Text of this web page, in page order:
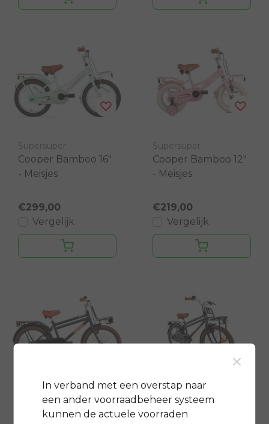
Supersuper
Cooper Bamboo 16"
- Meisjes
€299,00
Vergelijk
Supersuper
Cooper Bamboo 12"
- Meisjes
€219,00
Vergelijk
Cooper Bamboo -
Supersuper
Cooper 20" -
×
In verband met een overstap naar
een ander voorraadbeheer systeem
kunnen de actuele voorraden